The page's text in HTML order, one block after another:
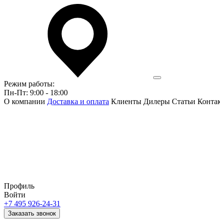
Режим работы:
Пн-Пт: 9:00 - 18:00
О компании Доставка и оплата Клиенты Дилеры Статьи
Профиль
Войти
+7 495 926-24-31
Заказать звонок